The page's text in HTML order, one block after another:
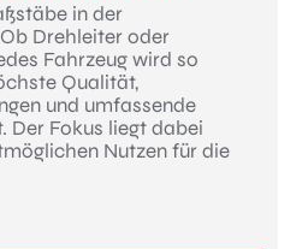
in der
Drehleiter oder
Fahrzeug wird so
Qualität,
und umfassende
Der Fokus liegt dabei
Nutzen für die